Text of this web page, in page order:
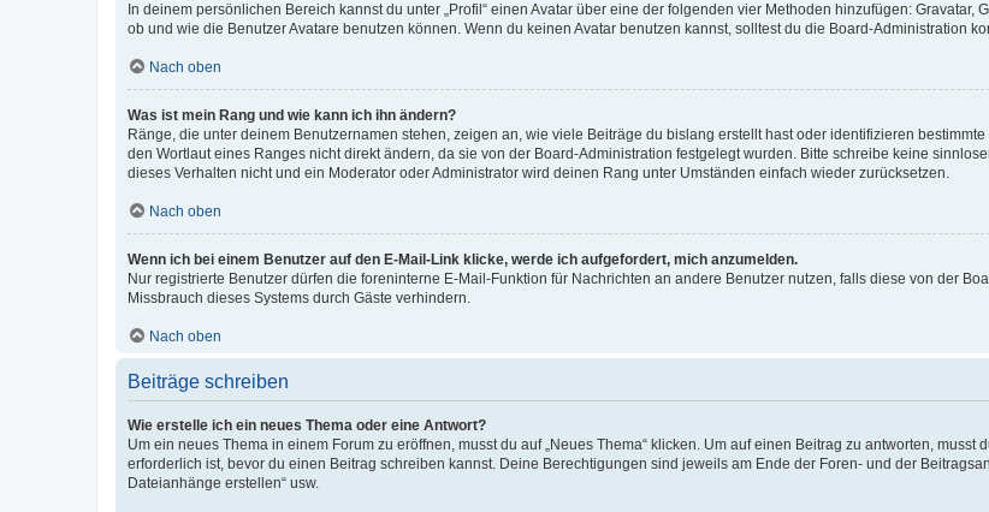
In deinem persönlichen Bereich kannst du unter „Profil“ einen Avatar über eine der folgenden vier Methoden hinzufügen:
ob und wie die Benutzer Avatare benutzen können. Wenn du keinen Avatar benutzen kannst, solltest du die Board-Administration
Nach oben
Was ist mein Rang und wie kann ich ihn ändern?
Ränge, die unter deinem Benutzernamen stehen, zeigen an, wie viele Beiträge du bislang erstellt hast oder identifizieren
den Wortlaut eines Ranges nicht direkt ändern, da sie von der Board-Administration festgelegt wurden. Bitte schreibe keine
dieses Verhalten nicht und ein Moderator oder Administrator wird deinen Rang unter Umständen einfach wieder zurücksetzen.
Nach oben
Wenn ich bei einem Benutzer auf den E-Mail-Link klicke, werde ich aufgefordert, mich anzumelden.
Nur registrierte Benutzer dürfen die foreninterne E-Mail-Funktion für Nachrichten an andere Benutzer nutzen, falls diese von der
Missbrauch dieses Systems durch Gäste verhindern.
Nach oben
Beiträge schreiben
Wie erstelle ich ein neues Thema oder eine Antwort?
Um ein neues Thema in einem Forum zu eröffnen, musst du auf „Neues Thema“ klicken. Um auf einen Beitrag zu antworten, musst
erforderlich ist, bevor du einen Beitrag schreiben kannst. Deine Berechtigungen sind jeweils am Ende der Foren- und der
Dateianhänge erstellen“ usw.